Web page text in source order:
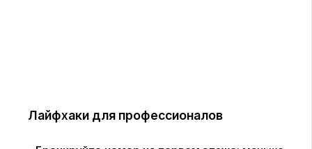
Лайфхаки для профессионалов